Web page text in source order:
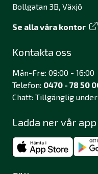
Bollgatan 3B, Växjö
Se alla våra kontor
Kontakta oss
Mån-Fre: 09:00 - 16:00
Telefon: 0470 - 78 50
Chatt: Tillgänglig
Ladda ner vår app